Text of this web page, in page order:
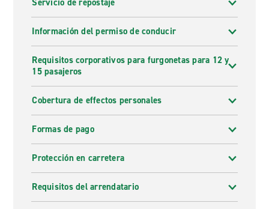
Servicio de repostaje
Información del permiso de conducir
Requisitos corporativos para furgonetas para 12 y
15 pasajeros
Cobertura de effectos personales
Formas de pago
Protección en carretera
Requisitos del arrendatario